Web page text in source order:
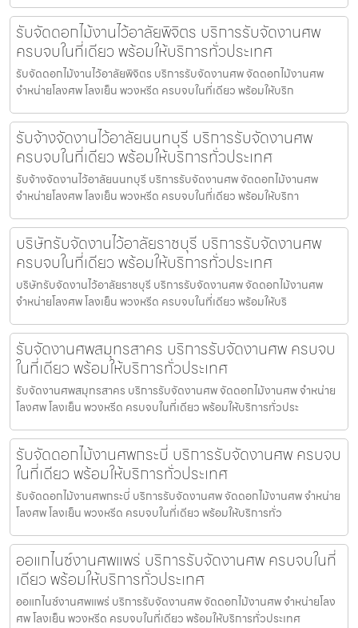
รับจัดดอกไม้งานไว้อาลัยพิจิตร บริการรับจัดงานศพ
ครบจบในที่เดียว พร้อมให้บริการทั่วประเทศ
รับจัดดอกไม้งานไว้อาลัยพิจิตร บริการรับจัดงานศพ จัดดอกไม้งานศพ
จำหน่ายโลงศพ โลงเย็น พวงหรีด ครบจบในที่เดียว พร้อมให้บริก
รับจ้างจัดงานไว้อาลัยนนทบุรี บริการรับจัดงานศพ
ครบจบในที่เดียว พร้อมให้บริการทั่วประเทศ
รับจ้างจัดงานไว้อาลัยนนทบุรี บริการรับจัดงานศพ จัดดอกไม้งานศพ
จำหน่ายโลงศพ โลงเย็น พวงหรีด ครบจบในที่เดียว พร้อมให้บริกา
บริษัทรับจัดงานไว้อาลัยราชบุรี บริการรับจัดงานศพ
ครบจบในที่เดียว พร้อมให้บริการทั่วประเทศ
บริษัทรับจัดงานไว้อาลัยราชบุรี บริการรับจัดงานศพ จัดดอกไม้งานศพ
จำหน่ายโลงศพ โลงเย็น พวงหรีด ครบจบในที่เดียว พร้อมให้บริ
รับจัดงานศพสมุทรสาคร บริการรับจัดงานศพ ครบจบ
ในที่เดียว พร้อมให้บริการทั่วประเทศ
รับจัดงานศพสมุทรสาคร บริการรับจัดงานศพ จัดดอกไม้งานศพ จำหน่าย
โลงศพ โลงเย็น พวงหรีด ครบจบในที่เดียว พร้อมให้บริการทั่วประ
รับจัดดอกไม้งานศพกระบี่ บริการรับจัดงานศพ ครบจบ
ในที่เดียว พร้อมให้บริการทั่วประเทศ
รับจัดดอกไม้งานศพกระบี่ บริการรับจัดงานศพ จัดดอกไม้งานศพ จำหน่าย
โลงศพ โลงเย็น พวงหรีด ครบจบในที่เดียว พร้อมให้บริการทั่ว
ออแกไนซ์งานศพแพร่ บริการรับจัดงานศพ ครบจบในที่
เดียว พร้อมให้บริการทั่วประเทศ
ออแกไนซ์งานศพแพร่ บริการรับจัดงานศพ จัดดอกไม้งานศพ จำหน่ายโลง
ศพ โลงเย็น พวงหรีด ครบจบในที่เดียว พร้อมให้บริการทั่วประเทศ